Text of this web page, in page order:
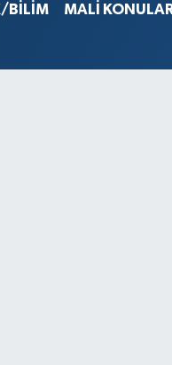
STERLİN
BİLİM MALİ